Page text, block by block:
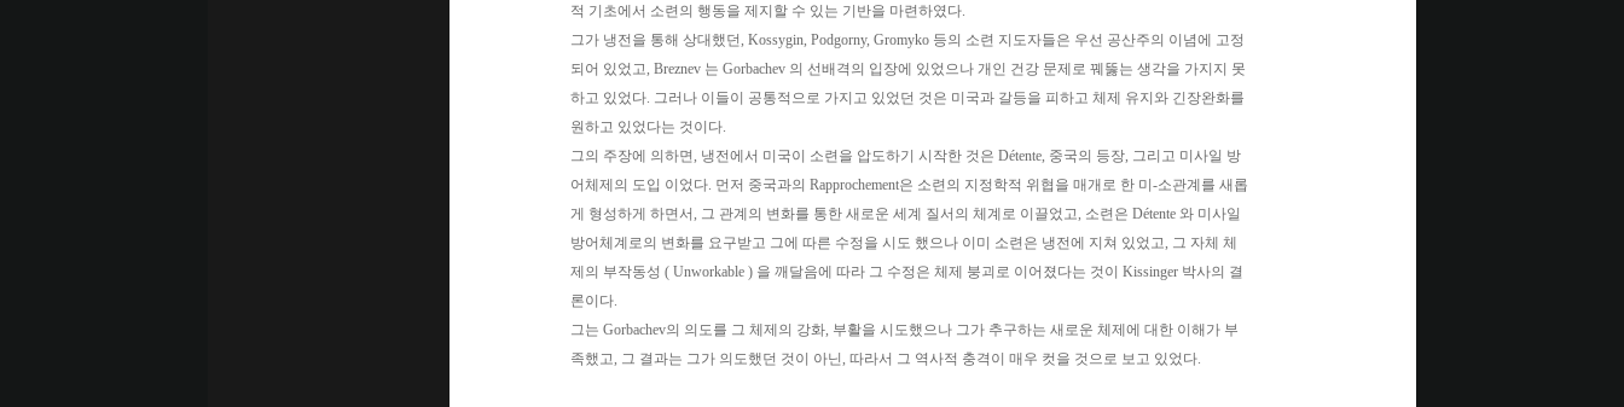
적 기초에서 소련의 행동을 제지할 수 있는 기반을 마련하였다.
그가 냉전을 통해 상대했던, Kossygin, Podgorny, Gromyko 등의 소련 지도자들은 우선 공산주의 이념에 고정
되어 있었고, Breznev 는 Gorbachev 의 선배격의 입장에 있었으나 개인 건강 문제로 꿰뚫는 생각을 가지지 못
하고 있었다. 그러나 이들이 공통적으로 가지고 있었던 것은 미국과 갈등을 피하고 체제 유지와 긴장완화를
원하고 있었다는 것이다.
그의 주장에 의하면, 냉전에서 미국이 소련을 압도하기 시작한 것은 Détente, 중국의 등장, 그리고 미사일 방
어체제의 도입 이었다. 먼저 중국과의 Rapprochement은 소련의 지정학적 위협을 매개로 한 미-소관계를 새롭
게 형성하게 하면서, 그 관계의 변화를 통한 새로운 세계 질서의 체계로 이끌었고, 소련은 Détente 와 미사일
방어체계로의 변화를 요구받고 그에 따른 수정을 시도 했으나 이미 소련은 냉전에 지쳐 있었고, 그 자체 체
제의 부작동성 ( Unworkable ) 을 깨달음에 따라 그 수정은 체제 붕괴로 이어졌다는 것이 Kissinger 박사의 결
론이다.
그는 Gorbachev의 의도를 그 체제의 강화, 부활을 시도했으나 그가 추구하는 새로운 체제에 대한 이해가 부
족했고, 그 결과는 그가 의도했던 것이 아닌, 따라서 그 역사적 충격이 매우 컷을 것으로 보고 있었다.